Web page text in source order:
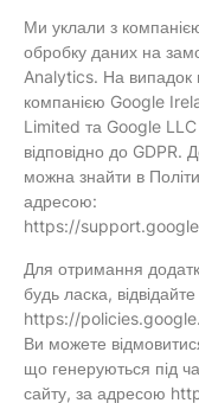
Ми уклали з
обробку даних на
Analytics. На випадок
компанією Google
Limited та Google LLC
відповідно до GDPR.
можна знайти в
адресою:
https://
Для отримання
будь ласка,
https://
Ви можете
що генеруються під
сайту, за адресою